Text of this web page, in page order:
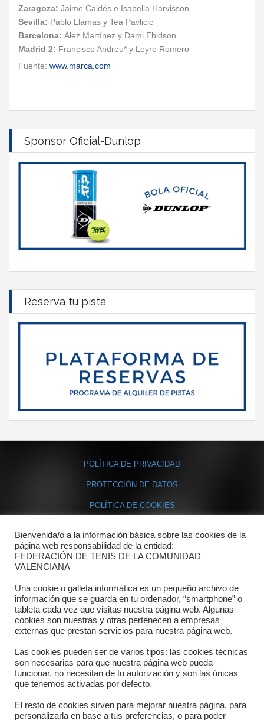
Zaragoza: Jaime Caldés e Isabella Harvisson
Sevilla: Pablo Llamas y Tea Pavlicic
Barcelona: Ález Martínez y Dami Ebidson
Madrid 2: Francisco Andreu* y Leyre Romero
Fuente: www.marca.com
Sponsor Oficial-Dunlop
Reserva tu pista
POLÍTICA DE PRIVACIDAD
PROTECCIÓN DE DATOS
POLÍTICA DE COOKIES
Contacto
Dónde estamos
Directorio departamentos
Horario
Formulario de contacto
Bienvenida/o a la información básica sobre las cookies de la
página web responsabilidad de la entidad:
FEDERACIÓN DE TENIS DE LA COMUNIDAD
VALENCIANA
Una cookie o galleta informática es un pequeño archivo de
información que se guarda en tu ordenador, “smartphone” o
tableta cada vez que visitas nuestra página web. Algunas
cookies son nuestras y otras pertenecen a empresas
externas que prestan servicios para nuestra página web.
Las cookies pueden ser de varios tipos: las cookies técnicas
son necesarias para que nuestra página web pueda
funcionar, no necesitan de tu autorización y son las únicas
que tenemos activadas por defecto.
El resto de cookies sirven para mejorar nuestra página, para
personalizarla en base a tus preferencias, o para poder